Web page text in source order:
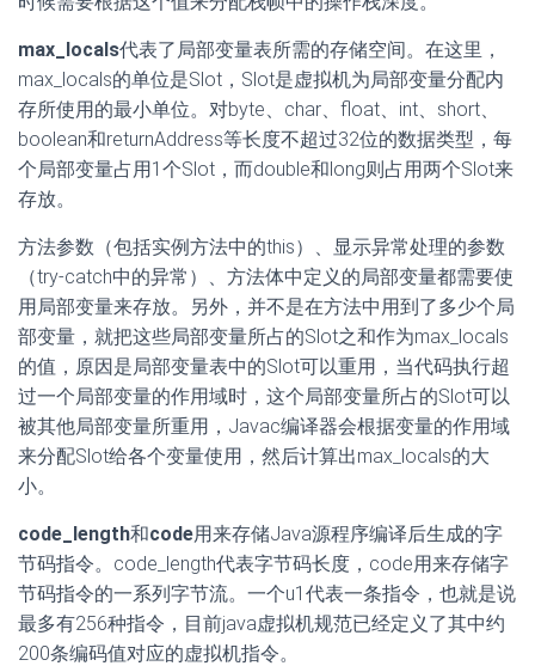
max_locals代表了局部变量表所需的存储空间。在这里，
max_locals的单位是Slot，Slot是虚拟机为局部变量分配内
存所使用的最小单位。对byte、char、float、int、short、
boolean和returnAddress等长度不超过32位的数据类型，每
个局部变量占用1个Slot，而double和long则占用两个Slot来
存放。
方法参数（包括实例方法中的this）、显示异常处理的参数
（try-catch中的异常）、方法体中定义的局部变量都需要使
用局部变量来存放。另外，并不是在方法中用到了多少个局
部变量，就把这些局部变量所占的Slot之和作为max_locals
的值，原因是局部变量表中的Slot可以重用，当代码执行超
过一个局部变量的作用域时，这个局部变量所占的Slot可以
被其他局部变量所重用，Javac编译器会根据变量的作用域
来分配Slot给各个变量使用，然后计算出max_locals的大
小。
code_length和code用来存储Java源程序编译后生成的字
节码指令。code_length代表字节码长度，code用来存储字
节码指令的一系列字节流。一个u1代表一条指令，也就是说
最多有256种指令，目前java虚拟机规范已经定义了其中约
200条编码值对应的虚拟机指令。